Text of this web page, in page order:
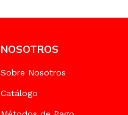
NOSOTROS
Sobre Nosotros
Catálogo